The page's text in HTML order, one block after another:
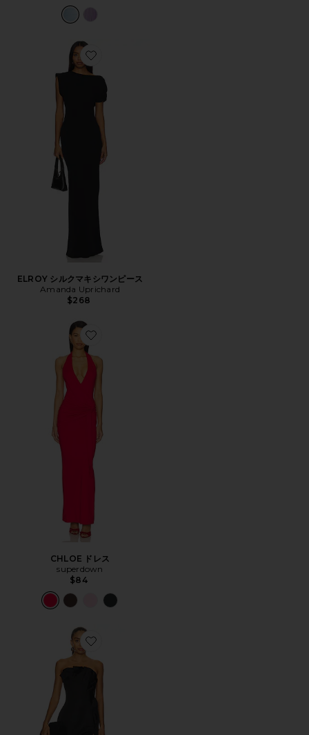
Favorite ELROY シルクマキシワンピース
ELROY シルクマキシワンピース
Amanda Uprichard
$268
Favorite CHLOE ドレス
CHLOE ドレス
superdown
$84
Favorite BRIGIT ガウン